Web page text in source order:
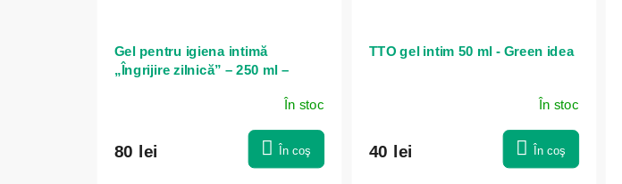
Gel pentru igiena intimă
„Îngrijire zilnică” – 250 ml –
În stoc
80 lei În coş
TTO gel intim 50 ml - Green idea
În stoc
40 lei În coş